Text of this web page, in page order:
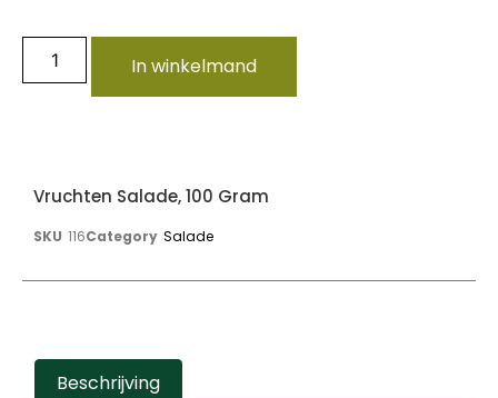
In winkelmand
Vruchten Salade, 100 Gram
SKU 116Category Salade
Beschrijving